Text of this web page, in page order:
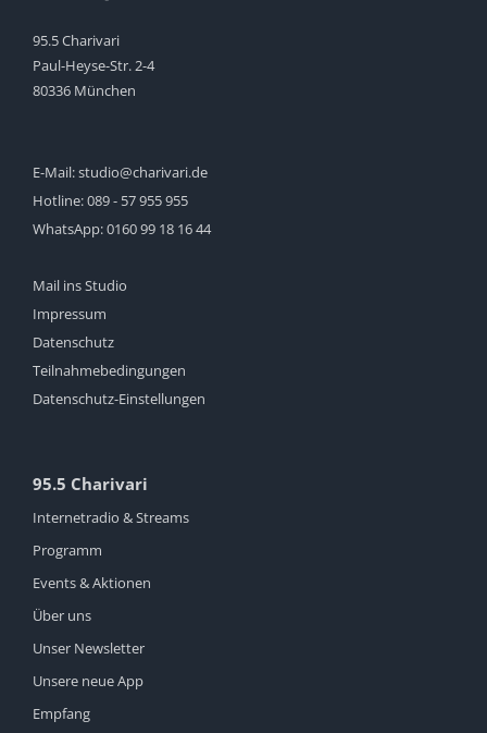
95.5 Charivari
Paul-Heyse-Str. 2-4
80336 München
E-Mail:studio@charivari.de
Hotline:089 - 57 955 955
WhatsApp:0160 99 18 16 44
Mail ins Studio
Impressum
Datenschutz
Teilnahmebedingungen
Datenschutz-Einstellungen
95.5 Charivari
Internetradio & Streams
Programm
Events & Aktionen
Über uns
Unser Newsletter
Unsere neue App
Empfang